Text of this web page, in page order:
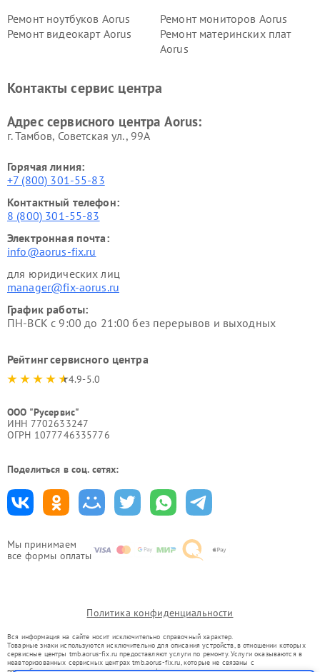
Мы принимаем
все формы оплаты
Ремонт ноутбуков Aorus
Ремонт мониторов Aorus
Ремонт видеокарт Aorus
Ремонт материнских плат
Aorus
Контакты сервис центра
Адрес сервисного центра Aorus:
г. Тамбов, Советская ул., 99А
Горячая линия:
+7 (800) 301-55-83
Контактный телефон:
8 (800) 301-55-83
Электронная почта:
info@aorus-fix.ru
для юридических лиц
manager@fix-aorus.ru
График работы:
ПН-ВСК с 9:00 до 21:00 без перерывов и выходных
Рейтинг сервисного центра
4.9-5.0
ООО "Русервис"
ИНН 7702633247
ОГРН 1077746335776
Поделиться в соц. сетях:
Политика конфиденциальности
Вся информация на сайте носит исключительно справочный характер.
Товарные знаки используются исключительно для описания устройств, в отношении которых
сервисные центры tmb.aorus-fix.ru предоставляют услуги по ремонту. Услуги оказываются в
неавторизованных сервисных центрах tmb.aorus-fix.ru, которые не связаны с